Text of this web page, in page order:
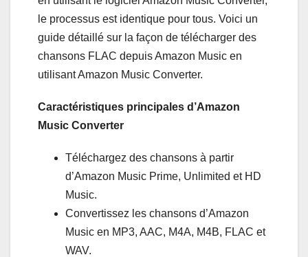
le processus est identique pour tous. Voici un
guide détaillé sur la façon de télécharger des
chansons FLAC depuis Amazon Music en
utilisant Amazon Music Converter.
Caractéristiques principales d’Amazon
Music Converter
Téléchargez des chansons à partir
d’Amazon Music Prime, Unlimited et HD
Music.
Convertissez les chansons d’Amazon
Music en MP3, AAC, M4A, M4B, FLAC et
WAV.